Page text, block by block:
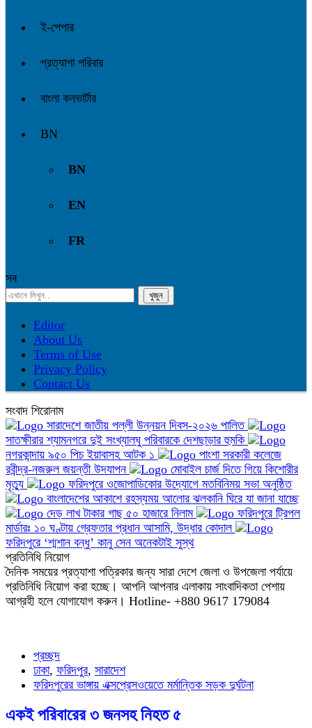
ই-পেপার
প্রত্যাশা পরিবার
বাংলা কনভার্টার
BN
BN
EN
FR
সব
Editor
About Us
Terms of Use
Privacy Policy
Contact Us
সংবাদ শিরোনাম
সারাদেশে জাতীয় পল্লী উন্নয়ন দিবস-২০২৬ পালিত
সাতক্ষীরার শ্যামনগরে দুই সংখ্যালঘু পরিবারকে দেশছাড়ার হুমকি
নগরকান্দায় ৯৫০ পিচ ইয়াবাসহ আটক ১
পাংশা সরকারী কলেজে
রবীন্দ্র-নজরুল জয়ন্তী উদযাপন
মোবাইল চার্জ দিতে গিয়ে কিশোরীর
মৃত্যু
ফরিদপুরে ওজোপাডিকোর উদ্যোগে মতবিনিময় সভা অনুষ্ঠিত
বাংলাদেশের আকাশে রহস্যময় আলোর ঝলকানি ঘিরে যা জানা যাচ্ছে
দেড় লাখ টাকার গাছ ৫০ হাজারে নিলাম
ফরিদপুরে ট্রিপল
মার্ডারঃ ১০ ঘণ্টায় গ্রেফতার প্রধান আসামি, উদ্ধার কোদাল
ফরিদপুরে ‘শ্মশান বন্ধু’ কানু সেন অনেকটাই সুস্থ
প্রতিনিধি নিয়োগ
দৈনিক সময়ের প্রত্যাশা পত্রিকার জন্য সারা দেশে জেলা ও উপজেলা পর্যায়ে
প্রতিনিধি নিয়োগ করা হচ্ছে। আপনি আপনার এলাকায় সাংবাদিকতা পেশায়
আগ্রহী হলে যোগাযোগ করুন। Hotline- +880 9617 179084
প্রচ্ছদ
ঢাকা, ফরিদপুর, সারাদেশ
ফরিদপুরের ভাঙ্গায় এক্সপ্রেসওয়েতে মর্মান্তিক সড়ক দুর্ঘটনা
একই পরিবারের ৩ জনসহ নিহত ৫